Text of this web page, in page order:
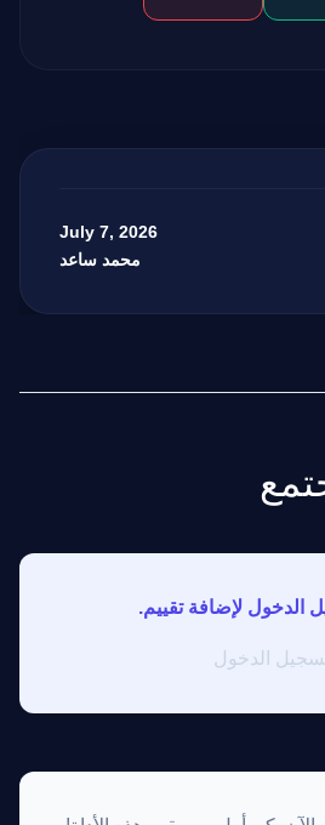
July 7, 2026
محمد ساعد
الدخول لإضافة تقييم.
الدخول